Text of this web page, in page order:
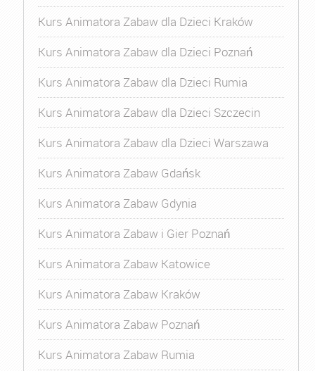
Kurs Animatora Zabaw dla Dzieci Kraków
Kurs Animatora Zabaw dla Dzieci Poznań
Kurs Animatora Zabaw dla Dzieci Rumia
Kurs Animatora Zabaw dla Dzieci Szczecin
Kurs Animatora Zabaw dla Dzieci Warszawa
Kurs Animatora Zabaw Gdańsk
Kurs Animatora Zabaw Gdynia
Kurs Animatora Zabaw i Gier Poznań
Kurs Animatora Zabaw Katowice
Kurs Animatora Zabaw Kraków
Kurs Animatora Zabaw Poznań
Kurs Animatora Zabaw Rumia